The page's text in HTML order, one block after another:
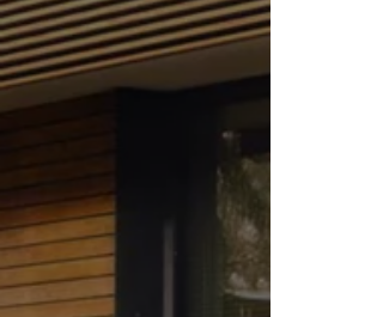
Sonderfahrzeuge
Anpfiff zum Gewinn
Elektromobilität
Elektroautos
ID. Tutorials
ID. EVERY1
Reichweite der ID. Modelle
Reichweite im Winter
Rekuperation
Laden
Laden unterwegs
Laden Zuhause